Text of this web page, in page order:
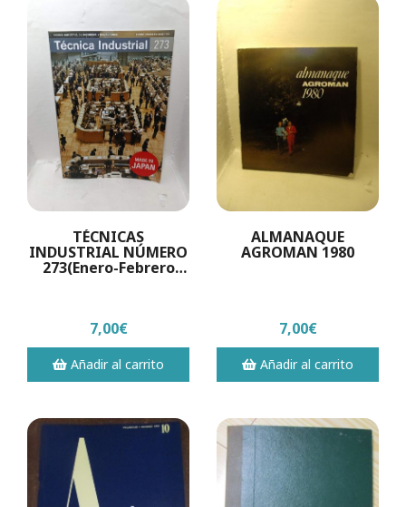
TÉCNICAS
INDUSTRIAL NÚMERO
273(Enero-Febrero
7,00€
Añadir al carrito
ALMANAQUE
AGROMAN 1980
7,00€
Añadir al carrito